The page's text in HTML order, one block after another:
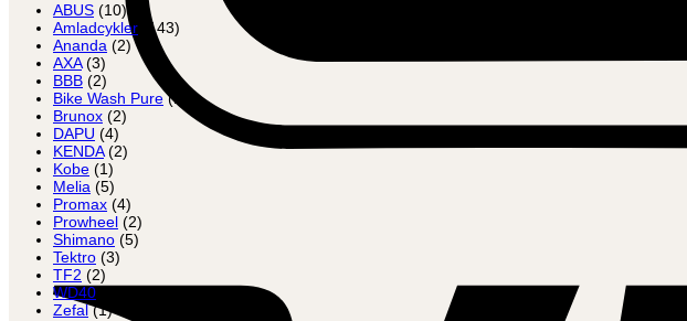
ABUS (10)
Amladcykler
(143)
Ananda (2)
AXA (3)
BBB (2)
Bike Wash Pure (1)
Brunox (2)
DAPU (4)
KENDA (2)
Kobe (1)
Melia (5)
Promax (4)
Prowheel (2)
Shimano (5)
Tektro (3)
TF2 (2)
WD40
Zefal (1)